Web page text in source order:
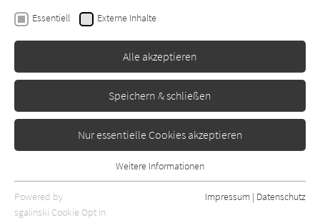
Tanya Stewner
Liliane Susewind -Tiger
küssen keine Löwen
Fischer Schatzinsel
Essentiell Externe Inhalte
Alle akzeptieren
Speichern & schließen
Nur essentielle Cookies akzeptieren
Essentielle Cookies werden für grundlegende Funktionen der
Webseite benötigt. Dadurch ist gewährleistet, dass die Webseite
Weitere Informationen
Powered by
sgalinski Cookie Opt In
Impressum | Datenschutz